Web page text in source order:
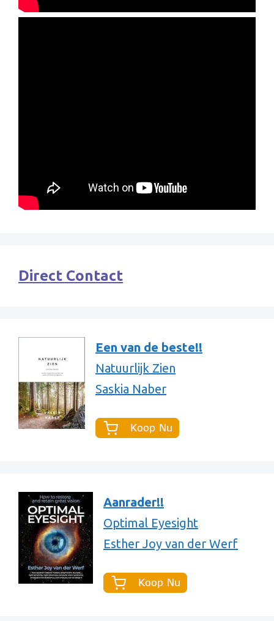
Direct Contact
Een van de beste!!
Natuurlijk Zien
Saskia Naber
Aanrader!!
Optimal Eyesight
Esther Joy van der Werf